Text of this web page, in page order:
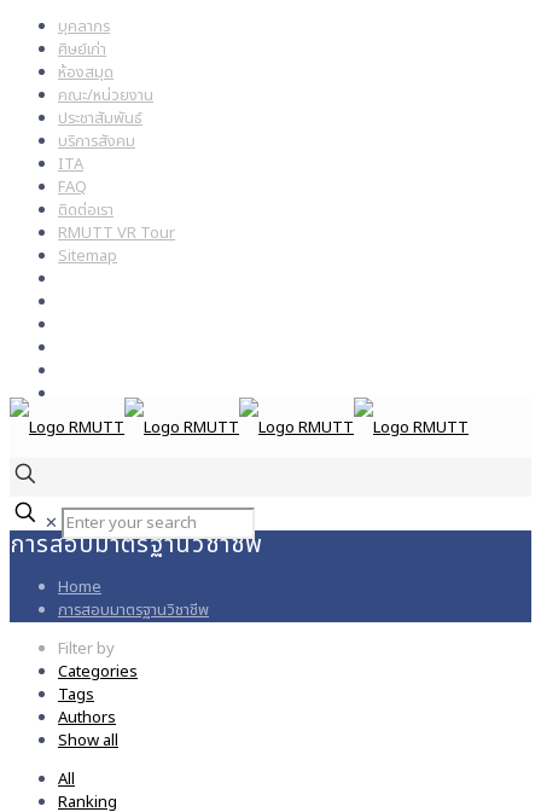
บุคลากร
ศิษย์เก่า
ห้องสมุด
คณะ/หน่วยงาน
ประชาสัมพันธ์
บริการสังคม
ITA
FAQ
ติดต่อเรา
RMUTT VR Tour
Sitemap
✕
การสอบมาตรฐานวิชาชีพ
Home
การสอบมาตรฐานวิชาชีพ
Filter by
Categories
Tags
Authors
Show all
All
Ranking